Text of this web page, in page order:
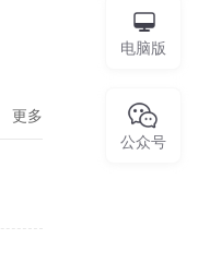
更多
电脑版
公众号